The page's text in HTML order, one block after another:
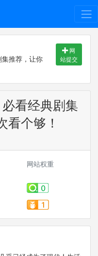
推荐，让你
网
站提交
看经典剧集
看个够！
网站权重